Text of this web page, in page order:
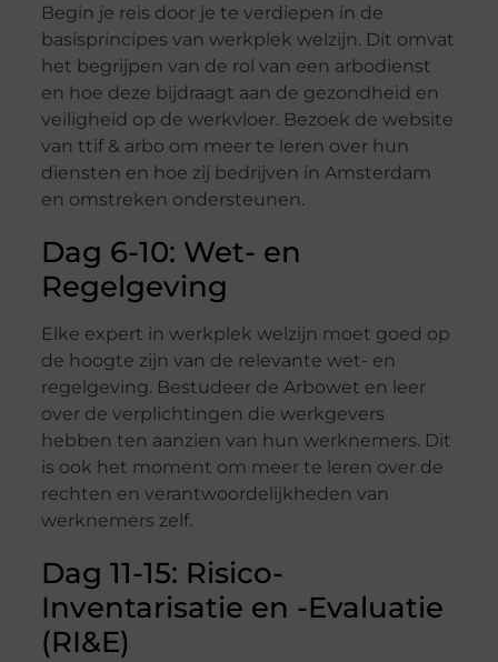
Begin je reis door je te verdiepen in de
basisprincipes van werkplek welzijn. Dit omvat
het begrijpen van de rol van een arbodienst
en hoe deze bijdraagt aan de gezondheid en
veiligheid op de werkvloer. Bezoek de website
van ttif & arbo om meer te leren over hun
diensten en hoe zij bedrijven in Amsterdam
en omstreken ondersteunen.
Dag 6-10: Wet- en
Regelgeving
Elke expert in werkplek welzijn moet goed op
de hoogte zijn van de relevante wet- en
regelgeving. Bestudeer de Arbowet en leer
over de verplichtingen die werkgevers
hebben ten aanzien van hun werknemers. Dit
is ook het moment om meer te leren over de
rechten en verantwoordelijkheden van
werknemers zelf.
Dag 11-15: Risico-
Inventarisatie en -Evaluatie
(RI&E)